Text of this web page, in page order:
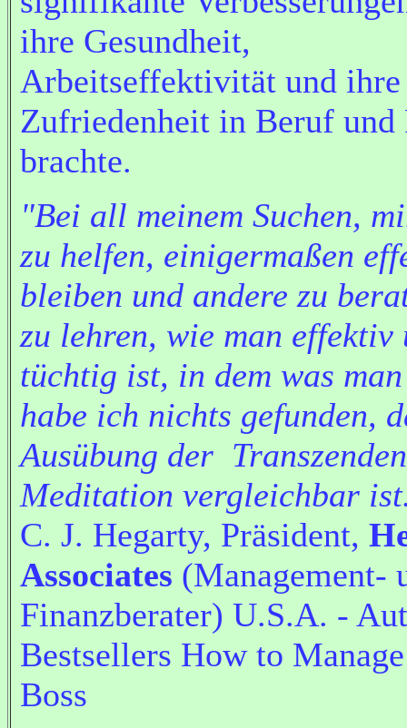
ihre Gesundheit,
Arbeitseffektivität und ihre
Zufriedenheit in Beruf und
brachte.
"Bei all meinem Suchen,
zu helfen, einigermaßen
bleiben und andere zu
zu lehren, wie man effektiv
tüchtig ist, in dem was
habe ich nichts gefunden,
Ausübung der
Meditation vergleichbar
C. J. Hegarty, Präsident,
Associates (Management-
Finanzberater) U.S.A. -
Bestsellers How to
Boss